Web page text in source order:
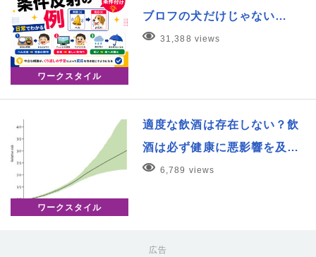
ワークスタイル
ブロフの犬だけじゃない…
31,388 views
ワークスタイル
適度な飲酒は存在しない？飲
酒は必ず健康に悪影響を及…
6,789 views
広告